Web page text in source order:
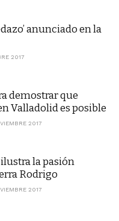
anunciado en la
2017
demostrar que
Valladolid es posible
2017
la pasión
Rodrigo
2017